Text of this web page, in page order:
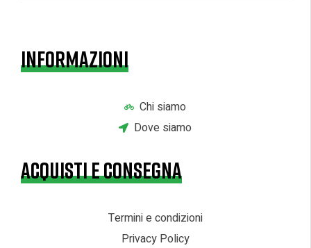
INFORMAZIONI
Chi siamo
Dove siamo
ACQUISTI E CONSEGNA
Termini e condizioni
Privacy Policy